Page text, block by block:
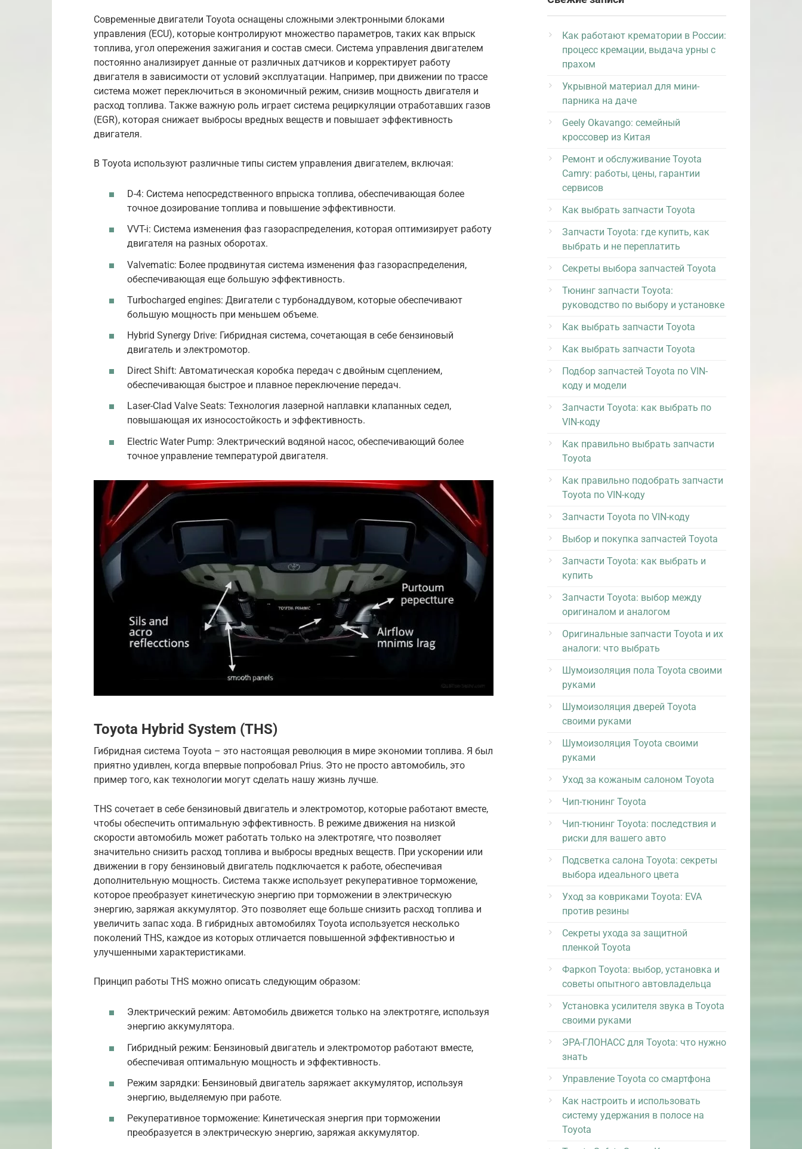
Современные двигатели Toyota оснащены сложными электронными блоками
управления (ECU), которые контролируют множество параметров, таких как впрыск
топлива, угол опережения зажигания и состав смеси. Система управления двигателем
постоянно анализирует данные от различных датчиков и корректирует работу
двигателя в зависимости от условий эксплуатации. Например, при движении по трассе
система может переключиться в экономичный режим, снизив мощность двигателя и
расход топлива. Также важную роль играет система рециркуляции отработавших газов
(EGR), которая снижает выбросы вредных веществ и повышает эффективность
двигателя.
В Toyota используют различные типы систем управления двигателем, включая:
D-4: Система непосредственного впрыска топлива, обеспечивающая более
точное дозирование топлива и повышение эффективности.
VVT-i: Система изменения фаз газораспределения, которая оптимизирует работу
двигателя на разных оборотах.
Valvematic: Более продвинутая система изменения фаз газораспределения,
обеспечивающая еще большую эффективность.
Turbocharged engines: Двигатели с турбонаддувом, которые обеспечивают
большую мощность при меньшем объеме.
Hybrid Synergy Drive: Гибридная система, сочетающая в себе бензиновый
двигатель и электромотор.
Direct Shift: Автоматическая коробка передач с двойным сцеплением,
обеспечивающая быстрое и плавное переключение передач.
Laser-Clad Valve Seats: Технология лазерной наплавки клапанных седел,
повышающая их износостойкость и эффективность.
Electric Water Pump: Электрический водяной насос, обеспечивающий более
точное управление температурой двигателя.
Toyota Hybrid System (THS)
Гибридная система Toyota – это настоящая революция в мире экономии топлива. Я был
приятно удивлен, когда впервые попробовал Prius. Это не просто автомобиль, это
пример того, как технологии могут сделать нашу жизнь лучше.
THS сочетает в себе бензиновый двигатель и электромотор, которые работают вместе,
чтобы обеспечить оптимальную эффективность. В режиме движения на низкой
скорости автомобиль может работать только на электротяге, что позволяет
значительно снизить расход топлива и выбросы вредных веществ. При ускорении или
движении в гору бензиновый двигатель подключается к работе, обеспечивая
дополнительную мощность. Система также использует рекуперативное торможение,
которое преобразует кинетическую энергию при торможении в электрическую
энергию, заряжая аккумулятор. Это позволяет еще больше снизить расход топлива и
увеличить запас хода. В гибридных автомобилях Toyota используется несколько
поколений THS, каждое из которых отличается повышенной эффективностью и
улучшенными характеристиками.
Принцип работы THS можно описать следующим образом:
Электрический режим: Автомобиль движется только на электротяге, используя
энергию аккумулятора.
Гибридный режим: Бензиновый двигатель и электромотор работают вместе,
обеспечивая оптимальную мощность и эффективность.
Режим зарядки: Бензиновый двигатель заряжает аккумулятор, используя
энергию, выделяемую при работе.
Рекуперативное торможение: Кинетическая энергия при торможении
преобразуется в электрическую энергию, заряжая аккумулятор.
Как работают крематории в России:
процесс кремации, выдача урны с
прахом
Укрывной материал для мини-
парника на даче
Geely Okavango: семейный
кроссовер из Китая
Ремонт и обслуживание Toyota
Camry: работы, цены, гарантии
сервисов
Как выбрать запчасти Toyota
Запчасти Toyota: где купить, как
выбрать и не переплатить
Секреты выбора запчастей Toyota
Тюнинг запчасти Toyota:
руководство по выбору и установке
Как выбрать запчасти Toyota
Как выбрать запчасти Toyota
Подбор запчастей Toyota по VIN-
коду и модели
Запчасти Toyota: как выбрать по
VIN-коду
Как правильно выбрать запчасти
Toyota
Как правильно подобрать запчасти
Toyota по VIN-коду
Запчасти Toyota по VIN-коду
Выбор и покупка запчастей Toyota
Запчасти Toyota: как выбрать и
купить
Запчасти Toyota: выбор между
оригиналом и аналогом
Оригинальные запчасти Toyota и их
аналоги: что выбрать
Шумоизоляция пола Toyota своими
руками
Шумоизоляция дверей Toyota
своими руками
Шумоизоляция Toyota своими
руками
Уход за кожаным салоном Toyota
Чип-тюнинг Toyota
Чип-тюнинг Toyota: последствия и
риски для вашего авто
Подсветка салона Toyota: секреты
выбора идеального цвета
Уход за ковриками Toyota: EVA
против резины
Секреты ухода за защитной
пленкой Toyota
Фаркоп Toyota: выбор, установка и
советы опытного автовладельца
Установка усилителя звука в Toyota
своими руками
ЭРА-ГЛОНАСС для Toyota: что нужно
знать
Управление Toyota со смартфона
Как настроить и использовать
систему удержания в полосе на
Toyota